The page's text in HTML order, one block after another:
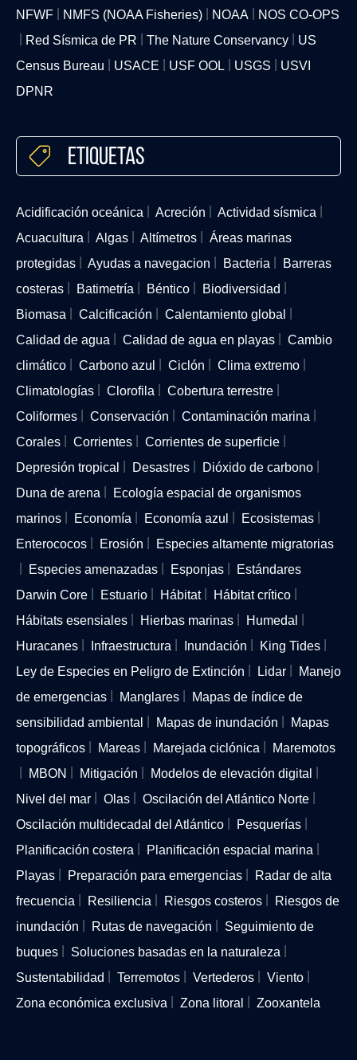
NFWF NMFS (NOAA Fisheries) NOAA
NOS CO-OPS
Red Sísmica de PR
The Nature Conservancy
US
Census Bureau
USACE USF OOL USGS
USVI
DPNR
Etiquetas
Acidificación oceánica Acreción
Actividad sísmica
Acuacultura
Algas Altímetros
Áreas marinas
protegidas
Ayudas a navegacion Bacteria
Barreras
costeras
Batimetría Béntico
Biodiversidad
Biomasa
Calcificación
Calentamiento global
Calidad de agua
Calidad de agua en playas
Cambio
climático
Carbono azul Ciclón
Clima extremo
Climatologías
Clorofila
Cobertura terrestre
Coliformes
Conservación
Contaminación marina
Corales
Corrientes
Corrientes de superficie
Depresión tropical
Desastres
Dióxido de carbono
Duna de arena
Ecología espacial de organismos
marinos
Economía Economía azul
Ecosistemas
Enterococos
Erosión
Especies altamente migratorias
Especies amenazadas
Esponjas
Estándares
Darwin Core
Estuario Hábitat
Hábitat crítico
Hábitats esensiales
Hierbas marinas
Humedal
Huracanes
Infraestructura Inundación
King Tides
Ley de Especies en Peligro de Extinción
Lidar
Manejo
de emergencias
Manglares
Mapas de índice de
sensibilidad ambiental
Mapas de inundación
Mapas
topográficos
Mareas Marejada ciclónica
Maremotos
MBON
Mitigación
Modelos de elevación digital
Nivel del mar
Olas
Oscilación del Atlántico Norte
Oscilación multidecadal del Atlántico
Pesquerías
Planificación costera
Planificación espacial marina
Playas
Preparación para emergencias
Radar de alta
frecuencia
Resiliencia Riesgos costeros
Riesgos de
inundación
Rutas de navegación
Seguimiento de
buques
Soluciones basadas en la naturaleza
Sustentabilidad
Terremotos Vertederos
Viento
Zona económica exclusiva
Zona litoral Zooxantela